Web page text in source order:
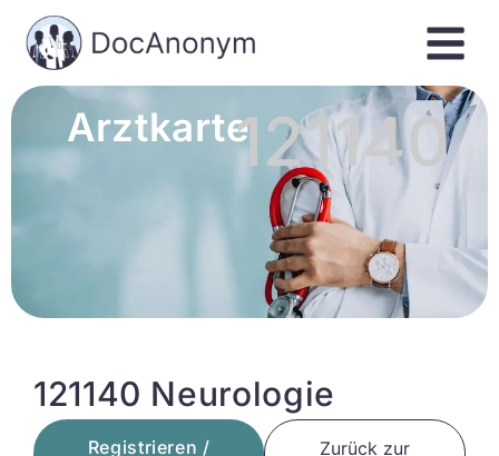
Arztkarte121140
121140 Neurologie
Registrieren /
Zurück zur